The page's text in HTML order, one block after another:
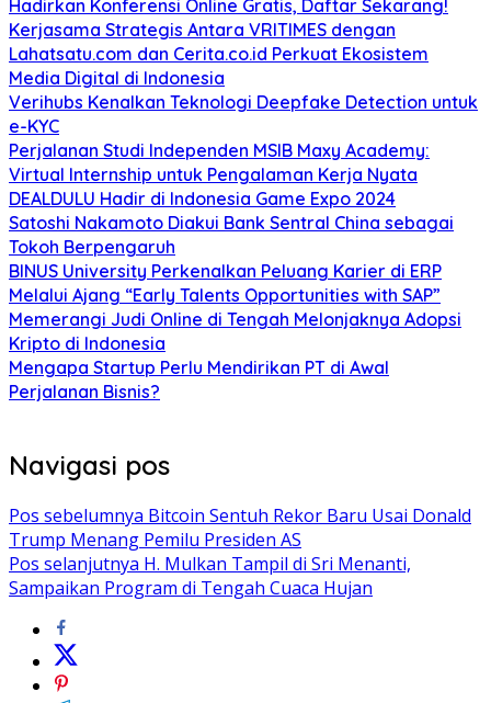
Hadirkan Konferensi Online Gratis, Daftar Sekarang!
Kerjasama Strategis Antara VRITIMES dengan
Lahatsatu.com dan Cerita.co.id Perkuat Ekosistem
Media Digital di Indonesia
Verihubs Kenalkan Teknologi Deepfake Detection untuk
e-KYC
Perjalanan Studi Independen MSIB Maxy Academy:
Virtual Internship untuk Pengalaman Kerja Nyata
DEALDULU Hadir di Indonesia Game Expo 2024
Satoshi Nakamoto Diakui Bank Sentral China sebagai
Tokoh Berpengaruh
BINUS University Perkenalkan Peluang Karier di ERP
Melalui Ajang “Early Talents Opportunities with SAP”
Memerangi Judi Online di Tengah Melonjaknya Adopsi
Kripto di Indonesia
Mengapa Startup Perlu Mendirikan PT di Awal
Perjalanan Bisnis?
Navigasi pos
Pos sebelumnya Bitcoin Sentuh Rekor Baru Usai Donald
Trump Menang Pemilu Presiden AS
Pos selanjutnya H. Mulkan Tampil di Sri Menanti,
Sampaikan Program di Tengah Cuaca Hujan